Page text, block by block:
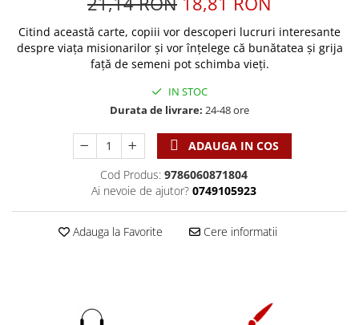
Rugaciune
Eseuri
Harfe / Partituri
Despre biserica
Jocuri
Jurnale
Pentru birou
Pentru copii
Sibiu
Alte suveniruri
Suport pahar
Suport pahar
Citind această carte, copiii vor descoperi lucruri interesante
despre viaţa misionarilor şi vor înţelege că bunătatea şi grija
faţă de semeni pot schimba vieţi.
IN STOC
Durata de livrare: 24-48 ore
ADAUGA IN COS
Cod Produs: 9786060871804
Ai nevoie de ajutor? 0749105923
Adauga la Favorite Cere informatii